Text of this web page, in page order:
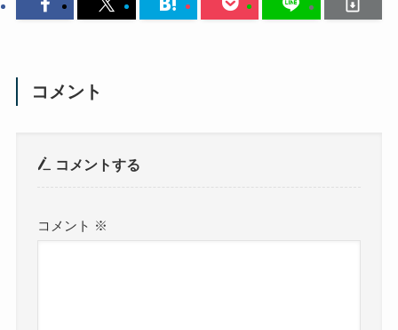
コメント
コメントする
コメント ※